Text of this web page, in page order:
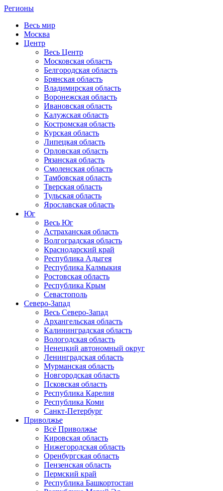
Регионы
Весь мир
Москва
Центр
Весь Центр
Московская область
Белгородская область
Брянская область
Владимирская область
Воронежская область
Ивановская область
Калужская область
Костромская область
Курская область
Липецкая область
Орловская область
Рязанская область
Смоленская область
Тамбовская область
Тверская область
Тульская область
Ярославская область
Юг
Весь Юг
Астраханская область
Волгоградская область
Краснодарский край
Республика Адыгея
Республика Калмыкия
Ростовская область
Республика Крым
Севастополь
Северо-Запад
Весь Северо-Запад
Архангельская область
Калининградская область
Вологодская область
Ненецкий автономный округ
Ленинградская область
Мурманская область
Новгородская область
Псковская область
Республика Карелия
Республика Коми
Санкт-Петербург
Приволжье
Всё Приволжье
Кировская область
Нижегородская область
Оренбургская область
Пензенская область
Пермский край
Республика Башкортостан